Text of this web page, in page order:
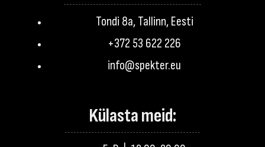
Tondi 8a, Tallinn, Eesti
+372 53 622 226
info@spekter.eu
Külasta meid: